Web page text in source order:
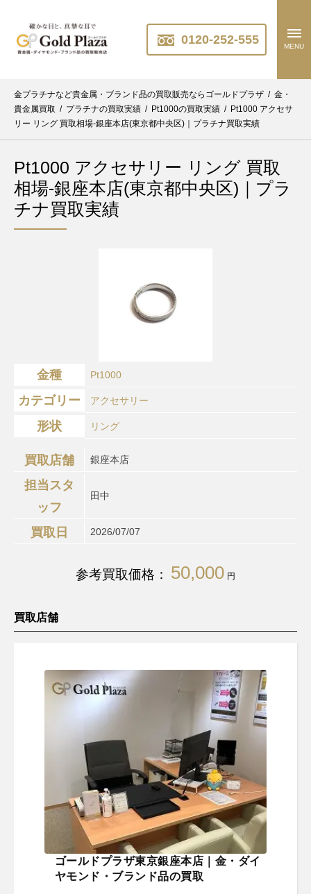
0120-252-555 MENU
金プラチナなど貴金属・ブランド品の買取販売ならゴールドプラザ / 金・
貴金属買取 / プラチナの買取実績 / Pt1000の買取実績 / Pt1000 アクセサ
リー リング 買取相場-銀座本店(東京都中央区)｜プラチナ買取実績
Pt1000 アクセサリー リング 買取
相場-銀座本店(東京都中央区)｜プラ
チナ買取実績
金種 Pt1000
カテゴリー アクセサリー
形状 リング
買取店舗 銀座本店
担当スタ
ッフ
田中
買取日 2026/07/07
参考買取価格： 50,000 円
買取店舗
ゴールドプラザ東京銀座本店｜金・ダイ
ヤモンド・ブランド品の買取